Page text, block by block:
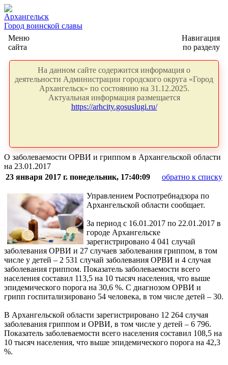
Архангельск
Город воинской славы
Меню
сайта
Навигация
по разделу
На данном сайте содержится информация о
деятельности Администрации городского округа «Город
Архангельск» по состоянию на 31.12.2025.
Актуальная информация размещается
https://arhcity.gosuslugi.ru/
О заболеваемости ОРВИ и гриппом в Архангельской области
на 23.01.2017
23 января 2017 г. понедельник, 17:40:09
обратно к списку
Управлением Роспотребнадзора по
Архангельской области сообщает.
За период с 16.01.2017 по 22.01.2017 в
городе Архангельске
зарегистрировано 4 041 случай
заболевания ОРВИ и 27 случаев заболевания гриппом, в том
числе у детей – 2 531 случай заболевания ОРВИ и 4 случая
заболевания гриппом. Показатель заболеваемости всего
населения составил 113,5 на 10 тысяч населения, что выше
эпидемического порога на 30,6 %. С диагнозом ОРВИ и
грипп госпитализировано 54 человека, в том числе детей – 30.
В Архангельской области зарегистрировано 12 264 случая
заболевания гриппом и ОРВИ, в том числе у детей – 6 796.
Показатель заболеваемости всего населения составил 108,5 на
10 тысяч населения, что выше эпидемического порога на 42,3
%.